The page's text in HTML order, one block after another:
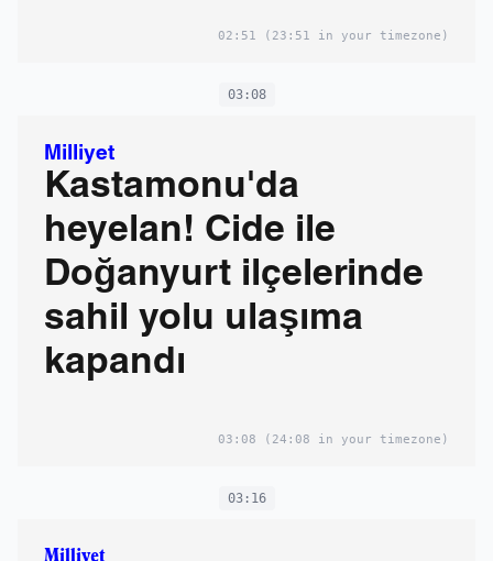
02:51 (23:51 in your timezone)
03:08
Milliyet
Kastamonu'da
heyelan! Cide ile
Doğanyurt ilçelerinde
sahil yolu ulaşıma
kapandı
03:08 (24:08 in your timezone)
03:16
Milliyet